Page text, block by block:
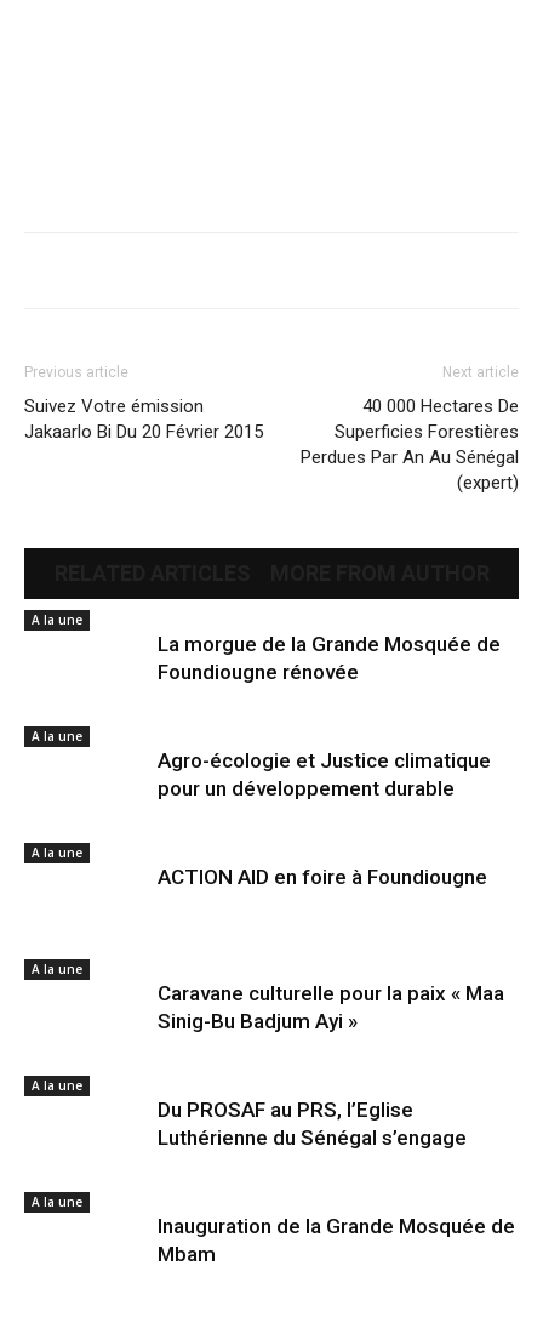
Previous article
Suivez Votre émission
Jakaarlo Bi Du 20 Février 2015
Next article
40 000 Hectares De
Superficies Forestières
Perdues Par An Au Sénégal
(expert)
A la une
La morgue de la Grande Mosquée de
Foundiougne rénovée
A la une
Agro-écologie et Justice climatique
pour un développement durable
A la une
ACTION AID en foire à Foundiougne
A la une
Caravane culturelle pour la paix « Maa
Sinig-Bu Badjum Ayi »
A la une
Du PROSAF au PRS, l’Eglise
Luthérienne du Sénégal s’engage
A la une
Inauguration de la Grande Mosquée de
Mbam